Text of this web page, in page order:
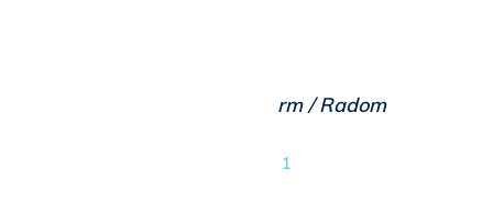
rm / Radom
1